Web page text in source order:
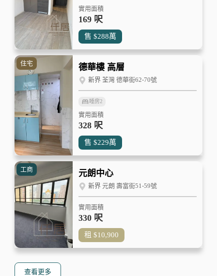
查看更多
實用面積
169 呎
售 $288萬
住宅 德華樓 高層
新界 荃灣 德華街62-70號
睡房2
實用面積
328 呎
售 $229萬
工商 元朗中心
新界 元朗 壽富街51-59號
實用面積
330 呎
租 $10,900